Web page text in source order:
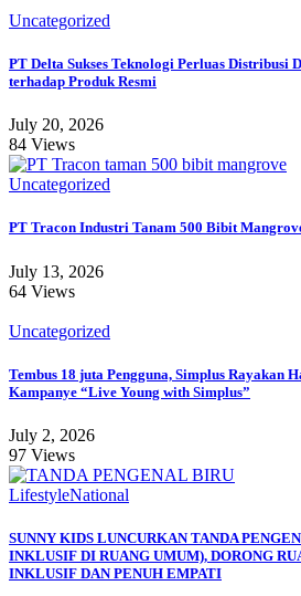
Uncategorized
PT Delta Sukses Teknologi Perluas Distribusi
terhadap Produk Resmi
July 20, 2026
84 Views
Uncategorized
PT Tracon Industri Tanam 500 Bibit
July 13, 2026
64 Views
Uncategorized
Tembus 18 juta Pengguna, Simplus Rayakan
Kampanye “Live Young with Simplus”
July 2, 2026
97 Views
LifestyleNational
SUNNY KIDS LUNCURKAN TANDA
INKLUSIF DI RUANG UMUM), DORONG
INKLUSIF DAN PENUH EMPATI